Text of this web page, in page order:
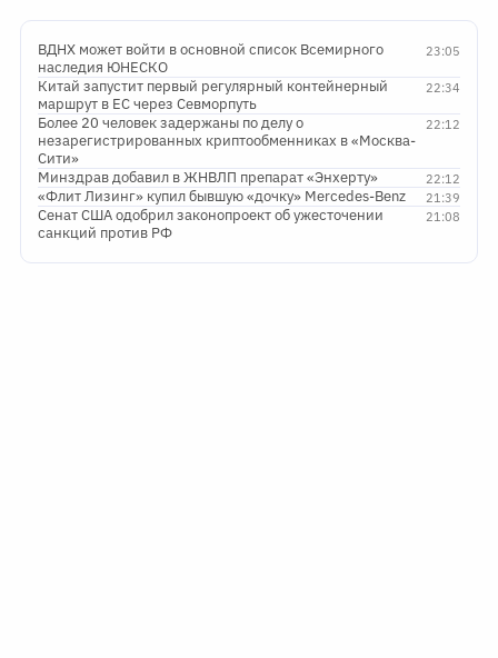
23:05
ВДНХ может войти в основной список Всемирного
наследия ЮНЕСКО
22:34
Китай запустит первый регулярный контейнерный
маршрут в ЕС через Севморпуть
22:12
Более 20 человек задержаны по делу о
незарегистрированных криптообменниках в «Москва-
Сити»
22:12
Минздрав добавил в ЖНВЛП препарат «Энхерту»
21:39
«Флит Лизинг» купил бывшую «дочку» Mercedes-Benz
21:08
Сенат США одобрил законопроект об ужесточении
санкций против РФ